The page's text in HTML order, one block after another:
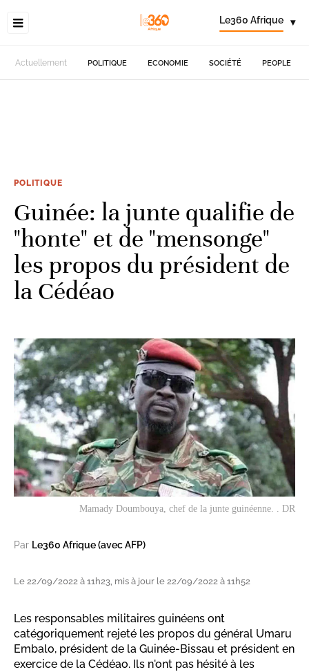
Le360 Afrique ▾
Actuellement POLITIQUE ECONOMIE SOCIÉTÉ PEOPLE
POLITIQUE
Guinée: la junte qualifie de
"honte" et de "mensonge"
les propos du président de
la Cédéao
Mamady Doumbouya, chef de la junte guinéenne. . DR
Par Le360 Afrique (avec AFP)
Le 22/09/2022 à 11h23, mis à jour le 22/09/2022 à 11h52
Les responsables militaires guinéens ont
catégoriquement rejeté les propos du général Umaru
Embalo, président de la Guinée-Bissau et président en
exercice de la Cédéao. Ils n'ont pas hésité à les